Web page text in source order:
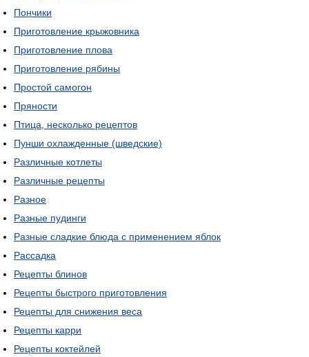
Пончики
Приготовление крыжовника
Приготовление плова
Приготовление рябины
Простой самогон
Пряности
Птица, несколько рецептов
Пунши охлажденные (шведские)
Различные котлеты
Различные рецепты
Разное
Разные пудинги
Разные сладкие блюда с применением яблок
Рассадка
Рецепты блинов
Рецепты быстрого приготовления
Рецепты для снижения веса
Рецепты карри
Рецепты коктейлей